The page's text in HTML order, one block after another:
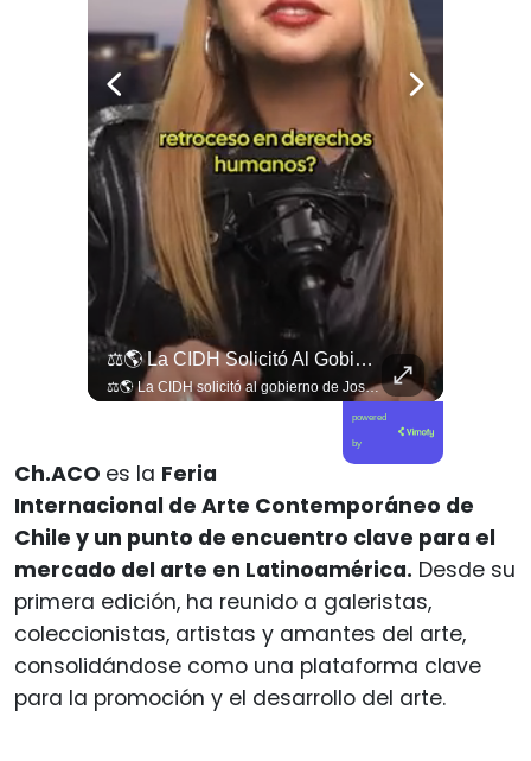
⚖️🌎 La CIDH Solicitó Al Gobierno De José Antonio Kast Información Detallada Sobre Cambios Institucionales Y Recortes En Materia De Derechos Humanos, Tras Una Audiencia...
⚖️🌎 La CIDH solicitó al gobierno de José Antonio Kast información detallada sobre cambios institucionales y recortes en materia de derechos humanos, tras una audiencia con organizaciones y representantes del Estado. 📄🇨🇱 👉 Descubre más en elciudadano.com y en Tu Canal Ciudadano
powered
by
Ch.ACO es la Feria
Internacional de Arte Contemporáneo de
Chile y un punto de encuentro clave para el
mercado del arte en Latinoamérica. Desde su
primera edición, ha reunido a galeristas,
coleccionistas, artistas y amantes del arte,
consolidándose como una plataforma clave
para la promoción y el desarrollo del arte.